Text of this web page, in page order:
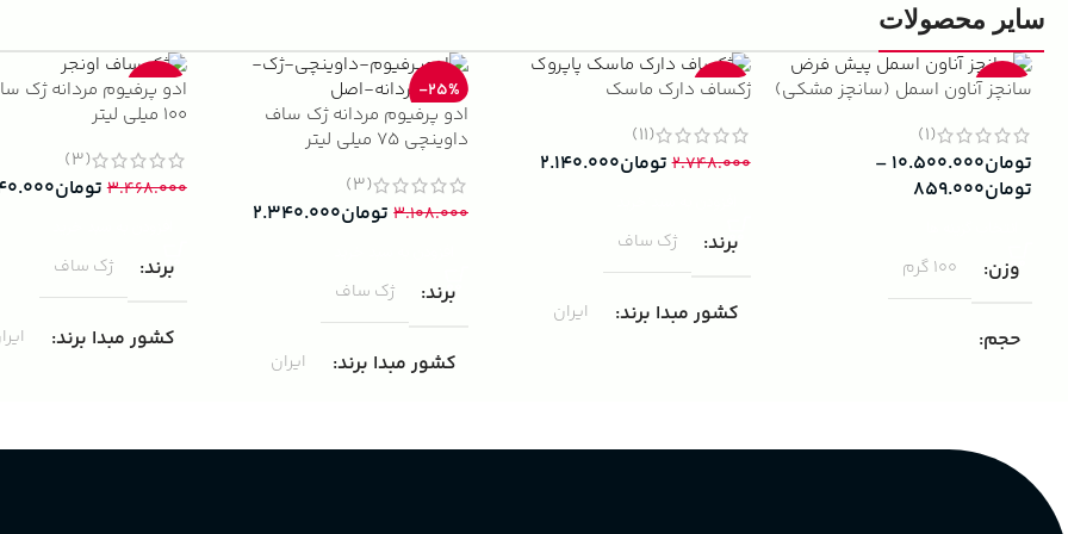
سایر محصولات
-13%
سانچز آناون اسمل (سانچز مشکی)
(1)
تومان۱۰.۵۰۰.۰۰۰ –
تومان۸۵۹.۰۰۰
وزن 100 گرم
حجم
-22%
ژکساف دارک ماسک
(11)
۲.۷۴۸.۰۰۰ تومان۲.۱۴۰.۰۰۰
برند ژک ساف
کشور مبدا برند ایران
گروه بویایی
-25%
ادو پرفیوم مردانه ژک ساف
داوینچی 75 میلی لیتر
(3)
۳.۱۰۸.۰۰۰ تومان۲.۳۴۰.۰۰۰
برند ژک ساف
کشور مبدا برند ایران
-33%
ادو پرفیوم مردانه ژک
100 میلی لیتر
(3)
۳.۴۶۸.۰۰۰ تومان
برند ژک ساف
کشور مبدا برند